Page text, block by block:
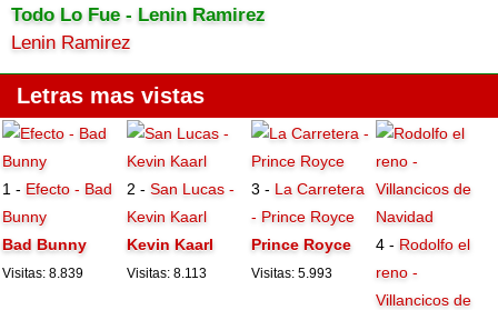
Todo Lo Fue - Lenin Ramirez
Lenin Ramirez
Letras mas vistas
1 - Efecto - Bad
Bunny
Bad Bunny
Visitas: 8.839
2 -San Lucas -
Kevin Kaarl
Kevin Kaarl
Visitas: 8.113
3 - La Carretera
- Prince Royce
Prince Royce
Visitas: 5.993
4 - Rodolfo el
reno -
Villancicos de